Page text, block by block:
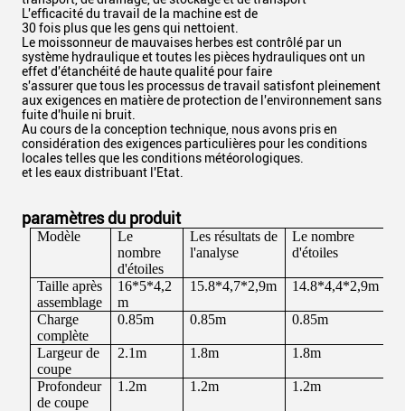
L'efficacité du travail de la machine est de
30 fois plus que les gens qui nettoient.
Le moissonneur de mauvaises herbes est contrôlé par un
système hydraulique et toutes les pièces hydrauliques ont un
effet d'étanchéité de haute qualité pour faire
s'assurer que tous les processus de travail satisfont pleinement
aux exigences en matière de protection de l'environnement sans
fuite d'huile ni bruit.
Au cours de la conception technique, nous avons pris en
considération des exigences particulières pour les conditions
locales telles que les conditions météorologiques.
et les eaux distribuant l'Etat.
paramètres du produit
Modèle
Le
nombre
d'étoiles
Les résultats de
l'analyse
Le nombre
d'étoiles
Taille après
assemblage
16*5*4,2
m
15.8*4,7*2,9m 14.8*4,4*2,9m
Charge
complète
0.85m 0.85m 0.85m
Largeur de
coupe
2.1m 1.8m 1.8m
Profondeur
de coupe
1.2m 1.2m 1.2m